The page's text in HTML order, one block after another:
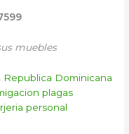
muebles